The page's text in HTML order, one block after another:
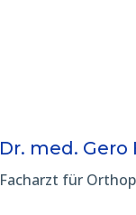
Dr. med.
Facharzt für